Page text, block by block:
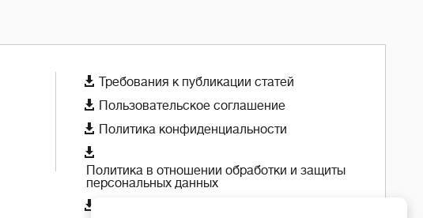
 Требования к публикации статей
 Пользовательское соглашение
 Политика конфиденциальности

Политика в отношении обработки и защиты
персональных данных
